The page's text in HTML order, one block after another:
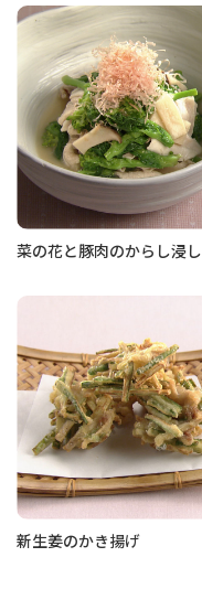
菜の花と豚肉のからし浸し
新生姜のかき揚げ